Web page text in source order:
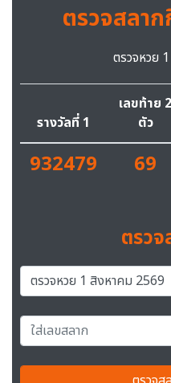
ตรวจสลา
ตรวจหวย
รางวัลที่ 1
เลขท้าย 2
ตัว
932479 69
ตรวจ